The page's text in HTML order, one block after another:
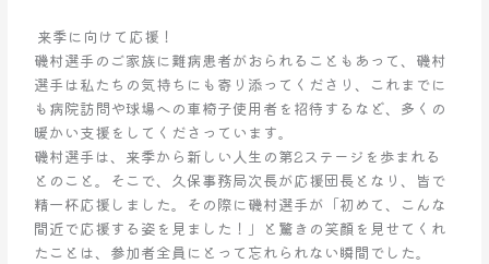
来季に向けて応援！
磯村選手のご家族に難病患者がおられることもあって、磯村
選手は私たちの気持ちにも寄り添ってくださり、これまでに
も病院訪問や球場への車椅子使用者を招待するなど、多くの
暖かい支援をしてくださっています。
磯村選手は、来季から新しい人生の第2ステージを歩まれる
とのこと。そこで、久保事務局次長が応援団長となり、皆で
精一杯応援しました。その際に磯村選手が「初めて、こんな
間近で応援する姿を見ました！」と驚きの笑顔を見せてくれ
たことは、参加者全員にとって忘れられない瞬間でした。